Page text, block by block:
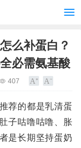
么补蛋白？
必需氨基酸
407
荐的都是乳清蛋
子咕噜咕噜、胀
是长期坚持蛋奶